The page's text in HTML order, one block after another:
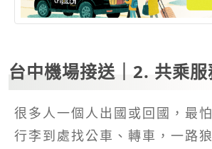
台中機場接送｜2. 共乘
很多人一個人出國或回國，最
行李到處找公車、轉車，一路